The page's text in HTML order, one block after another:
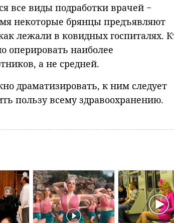
все виды подработки врачей −
некоторые брянцы предъявляют
лежали в ковидных госпиталях.
оперировать наиболее
а не средней.
драматизировать, к ним следует
пользу всему здравоохранению.
i i